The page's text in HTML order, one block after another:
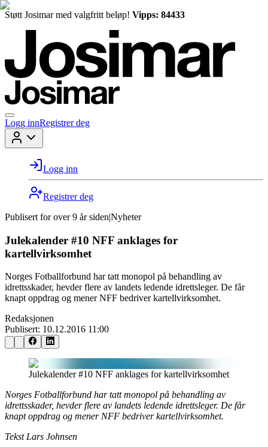
Støtt Josimar med valgfritt beløp! Vipps: 84433
Logg innRegistrer deg
Logg inn
Registrer deg
Publisert for over 9 år siden|Nyheter
Julekalender #10 NFF anklages for
kartellvirksomhet
Norges Fotballforbund har tatt monopol på behandling av
idrettsskader, hevder flere av landets ledende idrettsleger. De får
knapt oppdrag og mener NFF bedriver kartellvirksomhet.
Redaksjonen
Publisert: 10.12.2016 11:00
Julekalender #10 NFF anklages for kartellvirksomhet
Norges Fotballforbund har tatt monopol på behandling av
idrettsskader, hevder flere av landets ledende idrettsleger. De får
knapt oppdrag og mener NFF bedriver kartellvirksomhet.
Tekst Lars Johnsen